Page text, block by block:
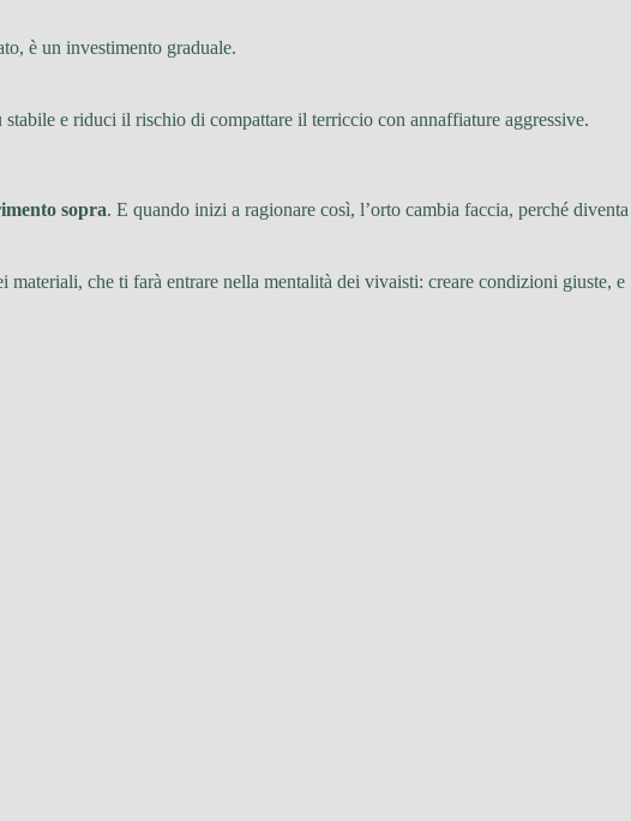
è un investimento graduale.
e riduci il rischio di compattare il terriccio con annaffiature aggressive.
sopra. E quando inizi a ragionare così, l’orto cambia faccia, perché diventa
che ti farà entrare nella mentalità dei vivaisti: creare condizioni giuste, e